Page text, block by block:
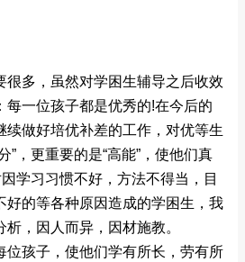
很多，虽然对学困生辅导之后收效
每一位孩子都是优秀的!在今后的
续做好培优补差的工作，对优等生
”，更重要的是“高能”，使他们真
学习习惯不好，方法不得当，目
好的等各种原因造成的学困生，我
，因人而异，因材施教。
位孩子，使他们学有所长，劳有所